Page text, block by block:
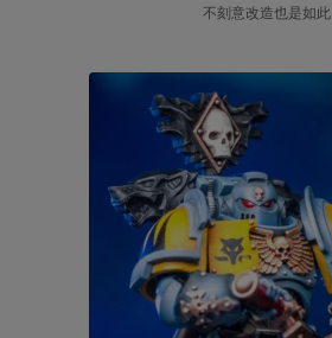
不刻意改造也是如此